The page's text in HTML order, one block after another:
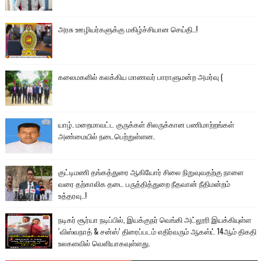
அரசு ஊழியர்களுக்கு மகிழ்ச்சியான செய்தி..!
கலைமகளில் கலக்கிய மாணவர் பாராளுமன்ற அமர்வு (
யாழ். மறைமாவட்ட குருக்கள் சிலருக்கான பணிமாற்றங்கள்
அண்மையில் நடைபெற்றுள்ளன.
குட்டிமணி தங்கத்துரை ஆகியோர் சிலை நிறுவுவதற்கு நாளை
வரை தற்காலிக தடை பருத்தித்துறை நீதவான் நீதிமன்றம்
உத்தரவு..!
நடிகர் சூர்யா நடிப்பில், இயக்குநர் வெங்கி அட்லூரி இயக்கியுள்ள
‘விஸ்வநாத் & சன்ஸ்’ திரைப்படம் எதிர்வரும் ஆகஸ்ட் 14ஆம் திகதி
உலகளவில் வெளியாகவுள்ளது.